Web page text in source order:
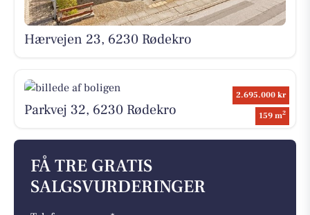
Hærvejen 23, 6230 Rødekro
2.695.000 kr
159 m2
Parkvej 32, 6230 Rødekro
FÅ TRE GRATIS
SALGSVURDERINGER